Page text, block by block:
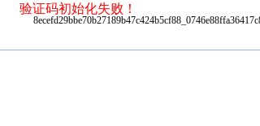
验证码初始化失败！